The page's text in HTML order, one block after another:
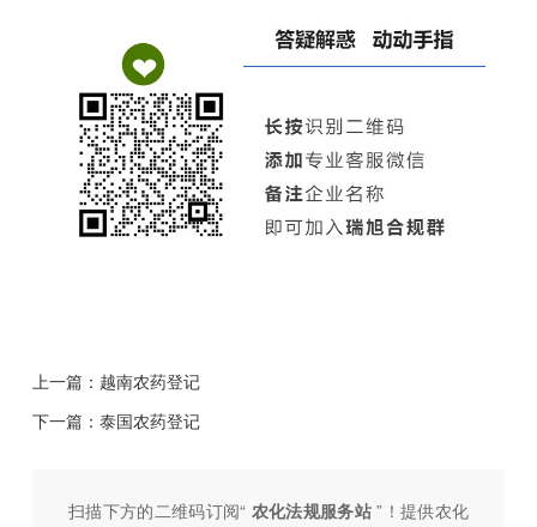
上一篇： 越南农药登记
下一篇： 泰国农药登记
扫描下方的二维码订阅“ 农化法规服务站 ”！提供农化